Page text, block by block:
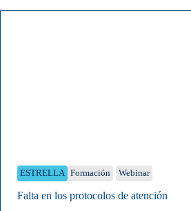
ESTRELLA Formación Webinar
Falta en los protocolos de atención